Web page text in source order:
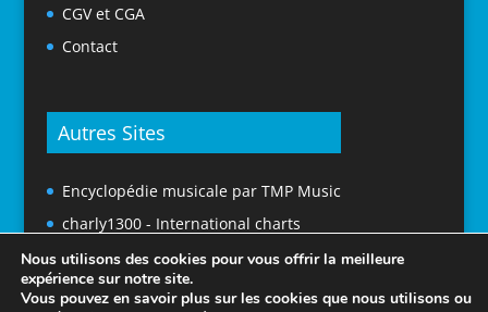
CGV et CGA
Contact
Autres Sites
Encyclopédie musicale par TMP Music
charly1300 - International charts
Nous utilisons des cookies pour vous offrir la meilleure
expérience sur notre site.
Vous pouvez en savoir plus sur les cookies que nous utilisons ou